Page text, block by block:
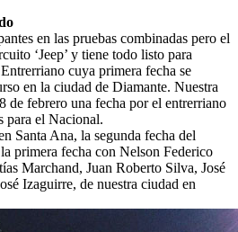
en las pruebas combinadas pero el
‘Jeep’ y tiene todo listo para
cuya primera fecha se
en la ciudad de Diamante. Nuestra
de febrero una fecha por el entrerriano
para el Nacional.
Santa Ana, la segunda fecha del
primera fecha con Nelson Federico
Marchand, Juan Roberto Silva, José
Izaguirre, de nuestra ciudad en